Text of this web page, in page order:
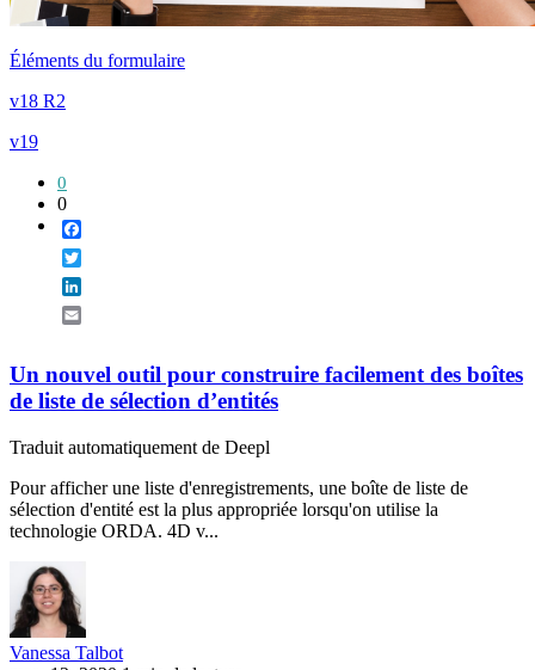
Éléments du formulaire
v18 R2
v19
0
0
Un nouvel outil pour construire facilement des boîtes
de liste de sélection d’entités
Traduit automatiquement de Deepl
Pour afficher une liste d'enregistrements, une boîte de liste de
sélection d'entité est la plus appropriée lorsqu'on utilise la
technologie ORDA. 4D v...
Vanessa Talbot